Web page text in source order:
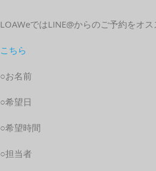
LOAWeではLINE@からのご予約をオス
こちら
○お名前
○希望日
○希望時間
○担当者